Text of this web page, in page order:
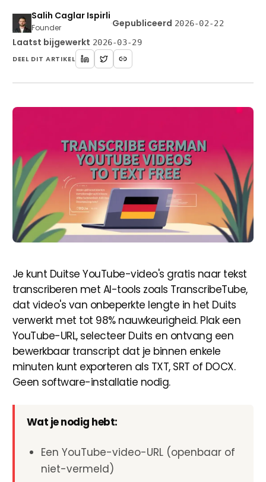
Beginnen
Salih Caglar Ispirli
Founder ·Gepubliceerd 2026-02-22
Laatst bijgewerkt 2026-03-29
DEEL DIT ARTIKEL
Je kunt Duitse YouTube-video's gratis naar tekst
transcriberen met AI-tools zoals TranscribeTube,
dat video's van onbeperkte lengte in het Duits
verwerkt met tot 98% nauwkeurigheid. Plak een
YouTube-URL, selecteer Duits en ontvang een
bewerkbaar transcript dat je binnen enkele
minuten kunt exporteren als TXT, SRT of DOCX.
Geen software-installatie nodig.
Wat je nodig hebt:
Een YouTube-video-URL (openbaar of
niet-vermeld)